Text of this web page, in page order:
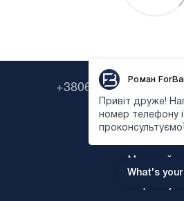
+380638322646
Контактна
Повна версія
Мапа сайту